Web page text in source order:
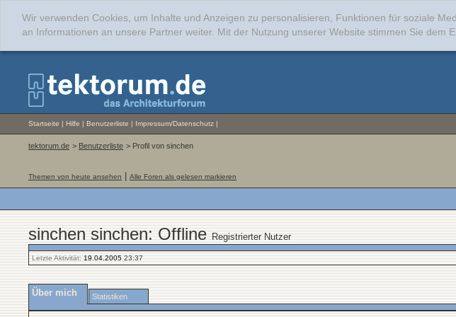
Wir verwenden Cookies, um Inhalte und Anzeigen zu personalisieren, Funktionen für soziale
an Informationen an unsere Partner weiter. Mit der Nutzung unserer Website stimmen Sie dem
Startseite | Hilfe | Benutzerliste | Impressum/Datenschutz |
tektorum.de > Benutzerliste > Profil von sinchen
Themen von heute ansehen Alle Foren als gelesen markieren
sinchen sinchen: Offline Registrierter Nutzer
Letzte Aktivität: 19.04.2005 23:37
Über mich Statistiken